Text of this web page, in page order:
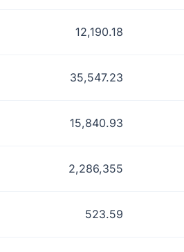
12,190.18
35,547.23
15,840.93
2,286,355
523.59